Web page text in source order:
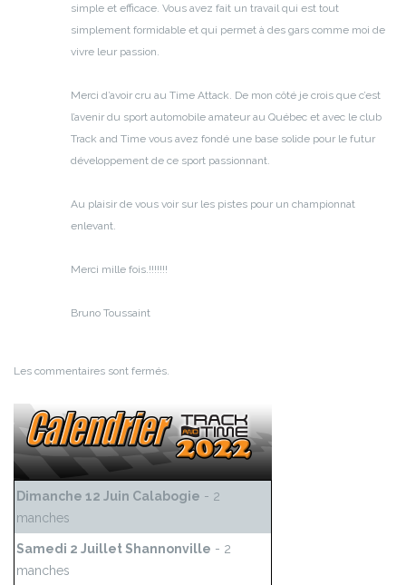
simple et efficace. Vous avez fait un travail qui est tout
simplement formidable et qui permet à des gars comme moi de
vivre leur passion.
Merci d’avoir cru au Time Attack. De mon côté je crois que c’est
l’avenir du sport automobile amateur au Québec et avec le club
Track and Time vous avez fondé une base solide pour le futur
développement de ce sport passionnant.
Au plaisir de vous voir sur les pistes pour un championnat
enlevant.
Merci mille fois.!!!!!!!
Bruno Toussaint
Les commentaires sont fermés.
Dimanche 12 Juin Calabogie - 2
manches
Samedi 2 Juillet Shannonville - 2
manches